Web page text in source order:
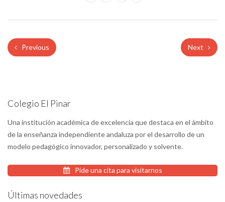
Previous Next
Colegio El Pinar
Una institución académica de excelencia que destaca en el ámbito
de la enseñanza independiente andaluza por el desarrollo de un
modelo pedagógico innovador, personalizado y solvente.
Pide una cita para visitarnos
Últimas novedades